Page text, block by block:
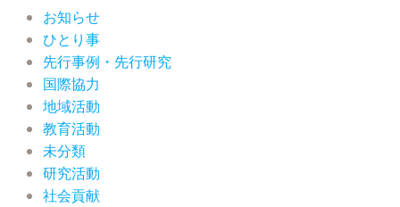
お知らせ
ひとり事
先行事例・先行研究
国際協力
地域活動
教育活動
未分類
研究活動
社会貢献